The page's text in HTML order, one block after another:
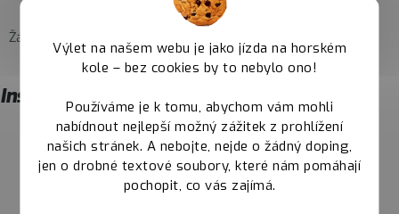
Výlet na našem webu je jako jízda na horském
kole – bez cookies by to nebylo ono!
Používáme je k tomu, abychom vám mohli
nabídnout nejlepší možný zážitek z prohlížení
našich stránek. A nebojte, nejde o žádný doping,
jen o drobné textové soubory, které nám pomáhají
pochopit, co vás zajímá.
Žádné produkty značky
Instagram